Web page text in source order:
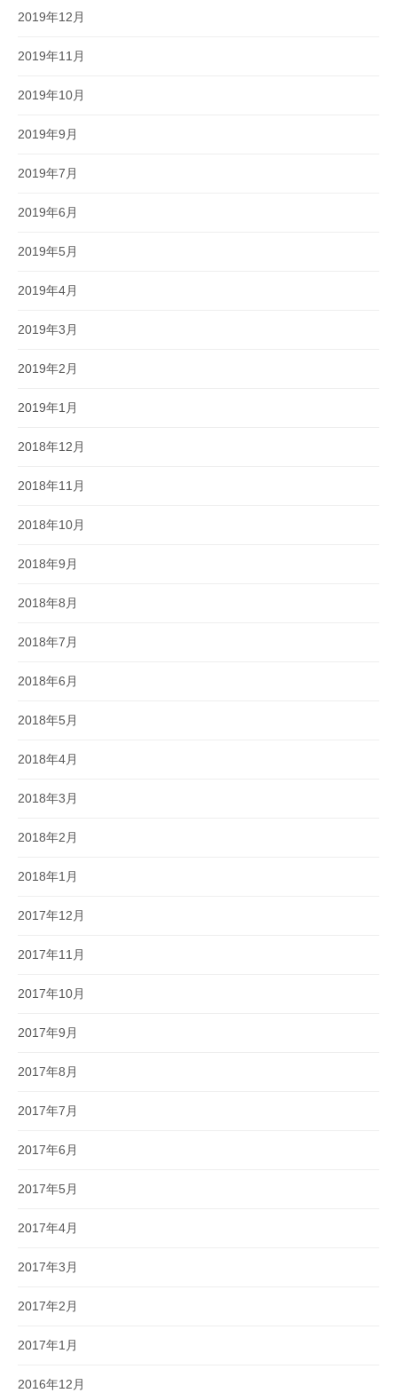
2019年12月
2019年11月
2019年10月
2019年9月
2019年7月
2019年6月
2019年5月
2019年4月
2019年3月
2019年2月
2019年1月
2018年12月
2018年11月
2018年10月
2018年9月
2018年8月
2018年7月
2018年6月
2018年5月
2018年4月
2018年3月
2018年2月
2018年1月
2017年12月
2017年11月
2017年10月
2017年9月
2017年8月
2017年7月
2017年6月
2017年5月
2017年4月
2017年3月
2017年2月
2017年1月
2016年12月